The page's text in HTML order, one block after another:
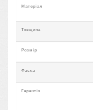
Матеріал
Товщина
Розмір
Фаска
Гарантія